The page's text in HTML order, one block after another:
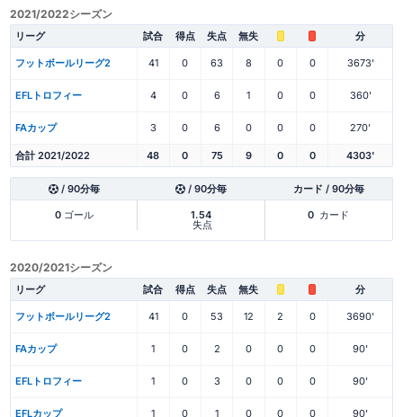
2021/2022シーズン
リーグ 試合 得点 失点 無失 分
フットボールリーグ2 41 0 63 8 0 0 3673'
EFLトロフィー 4 0 6 1 0 0 360'
FAカップ 3 0 6 0 0 0 270'
合計 2021/2022 48 0 75 9 0 0 4303'
/ 90分毎 / 90分毎 カード / 90分毎
0ゴール 1.54
失点
0 カード
2020/2021シーズン
リーグ 試合 得点 失点 無失 分
フットボールリーグ2 41 0 53 12 2 0 3690'
FAカップ 1 0 2 0 0 0 90'
EFLトロフィー 1 0 3 0 0 0 90'
EFLカップ 1 0 1 0 0 0 90'